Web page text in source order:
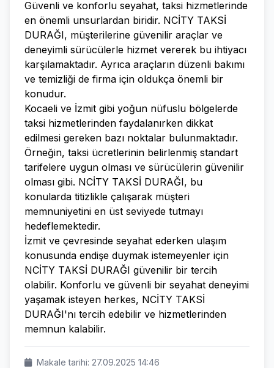
Güvenli ve konforlu seyahat, taksi hizmetlerinde
en önemli unsurlardan biridir. NCİTY TAKSİ
DURAĞI, müşterilerine güvenilir araçlar ve
deneyimli sürücülerle hizmet vererek bu ihtiyacı
karşılamaktadır. Ayrıca araçların düzenli bakımı
ve temizliği de firma için oldukça önemli bir
konudur.
Kocaeli ve İzmit gibi yoğun nüfuslu bölgelerde
taksi hizmetlerinden faydalanırken dikkat
edilmesi gereken bazı noktalar bulunmaktadır.
Örneğin, taksi ücretlerinin belirlenmiş standart
tarifelere uygun olması ve sürücülerin güvenilir
olması gibi. NCİTY TAKSİ DURAĞI, bu
konularda titizlikle çalışarak müşteri
memnuniyetini en üst seviyede tutmayı
hedeflemektedir.
İzmit ve çevresinde seyahat ederken ulaşım
konusunda endişe duymak istemeyenler için
NCİTY TAKSİ DURAĞI güvenilir bir tercih
olabilir. Konforlu ve güvenli bir seyahat deneyimi
yaşamak isteyen herkes, NCİTY TAKSİ
DURAĞI'nı tercih edebilir ve hizmetlerinden
memnun kalabilir.
Makale tarihi: 27.09.2025 14:46